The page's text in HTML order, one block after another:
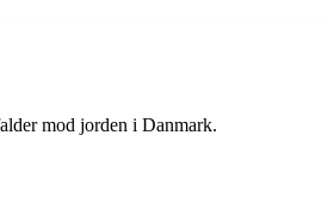
mod jorden i Danmark.